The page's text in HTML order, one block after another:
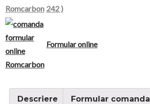
242 )
Formular online
Descriere Formular comanda